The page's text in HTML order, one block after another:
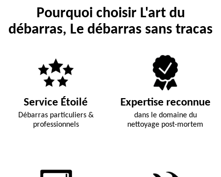
Pourquoi choisir L'art du
débarras, Le débarras sans tracas
Service Étoilé
Débarras particuliers &
professionnels
Expertise reconnue
dans le domaine du
nettoyage post-mortem